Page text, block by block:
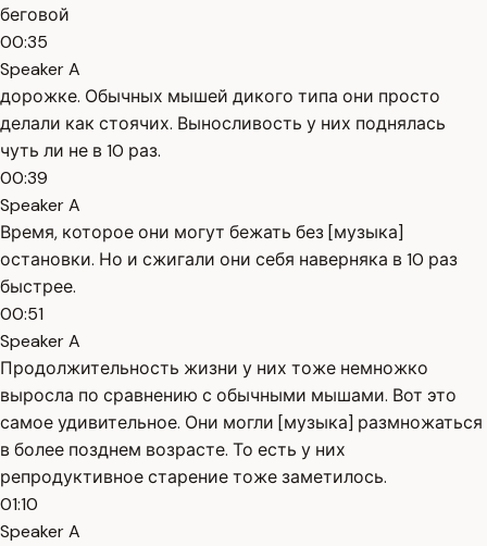
беговой
00:35
Speaker A
дорожке. Обычных мышей дикого типа они просто
делали как стоячих. Выносливость у них поднялась
чуть ли не в 10 раз.
00:39
Speaker A
Время, которое они могут бежать без [музыка]
остановки. Но и сжигали они себя наверняка в 10 раз
быстрее.
00:51
Speaker A
Продолжительность жизни у них тоже немножко
выросла по сравнению с обычными мышами. Вот это
самое удивительное. Они могли [музыка] размножаться
в более позднем возрасте. То есть у них
репродуктивное старение тоже заметилось.
01:10
Speaker A